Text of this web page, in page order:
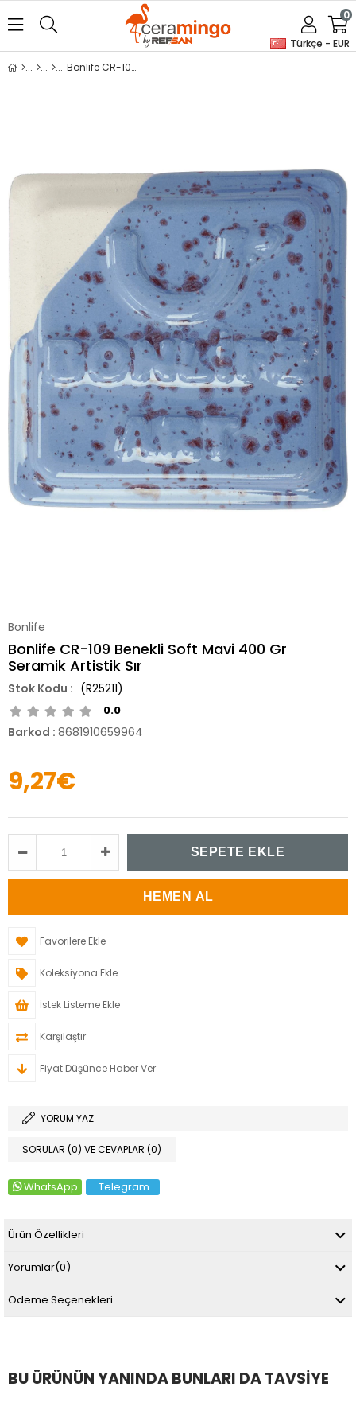
Türkçe - EUR
0
Bonlife CR-109 Benekli Soft Mavi 400 Gr Seramik Artistik Sır
Bonlife
Bonlife CR-109 Benekli Soft Mavi 400 Gr
Seramik Artistik Sır
(R25211)
0.0
Barkod : 8681910659964
9,27€
Favorilere Ekle
Koleksiyona Ekle
İstek Listeme Ekle
Karşılaştır
Fiyat Düşünce Haber Ver
YORUM YAZ
SORULAR (0) VE CEVAPLAR (0)
WhatsApp Telegram
Ürün Özellikleri
Yorumlar(0)
Ödeme Seçenekleri
BU ÜRÜNÜN YANINDA BUNLARI DA TAVSIYE